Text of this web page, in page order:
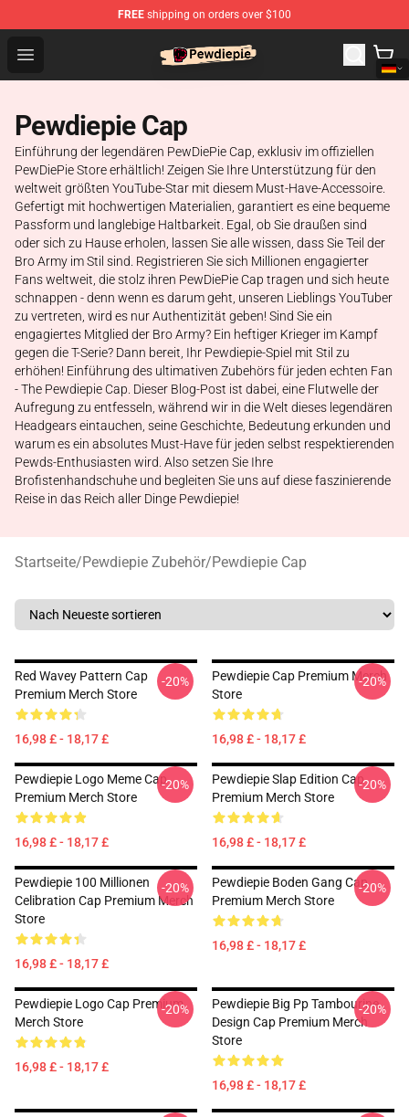
FREE shipping on orders over $100
Open menu
PewDiePie Store - Official PewDiePie Merchandise Shop
Pewdiepie Cap
Einführung der legendären PewDiePie Cap, exklusiv im offiziellen
PewDiePie Store erhältlich! Zeigen Sie Ihre Unterstützung für den
weltweit größten YouTube-Star mit diesem Must-Have-Accessoire.
Gefertigt mit hochwertigen Materialien, garantiert es eine bequeme
Passform und langlebige Haltbarkeit. Egal, ob Sie draußen sind
oder sich zu Hause erholen, lassen Sie alle wissen, dass Sie Teil der
Bro Army im Stil sind. Registrieren Sie sich Millionen engagierter
Fans weltweit, die stolz ihren PewDiePie Cap tragen und sich heute
schnappen - denn wenn es darum geht, unseren Lieblings YouTuber
zu vertreten, wird es nur Authentizität geben! Sind Sie ein
engagiertes Mitglied der Bro Army? Ein heftiger Krieger im Kampf
gegen die T-Serie? Dann bereit, Ihr Pewdiepie-Spiel mit Stil zu
erhöhen! Einführung des ultimativen Zubehörs für jeden echten Fan
- The Pewdiepie Cap. Dieser Blog-Post ist dabei, eine Flutwelle der
Aufregung zu entfesseln, während wir in die Welt dieses legendären
Headgears eintauchen, seine Geschichte, Bedeutung erkunden und
warum es ein absolutes Must-Have für jeden selbst respektierenden
Pewds-Enthusiasten wird. Also setzen Sie Ihre
Brofistenhandschuhe und begleiten Sie uns auf diese faszinierende
Reise in das Reich aller Dinge Pewdiepie!
Startseite/Pewdiepie Zubehör/Pewdiepie Cap
Red Wavey Pattern Cap
Premium Merch Store
16,98 £ - 18,17 £
-20%
Pewdiepie Cap Premium Merch
Store
16,98 £ - 18,17 £
-20%
Pewdiepie Logo Meme Cap
Premium Merch Store
16,98 £ - 18,17 £
-20%
Pewdiepie Slap Edition Cap
Premium Merch Store
16,98 £ - 18,17 £
-20%
Pewdiepie 100 Millionen
Celibration Cap Premium Merch
Store
16,98 £ - 18,17 £
-20%
Pewdiepie Boden Gang Cap
Premium Merch Store
16,98 £ - 18,17 £
-20%
Pewdiepie Logo Cap Premium
Merch Store
16,98 £ - 18,17 £
-20%
Pewdiepie Big Pp Tambourine
Design Cap Premium Merch
Store
16,98 £ - 18,17 £
-20%